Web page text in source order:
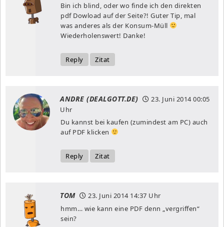
Bin ich blind, oder wo finde ich den direkten
pdf Dowload auf der Seite?! Guter Tip, mal
was anderes als der Konsum-Müll
Wiederholenswert! Danke!
Reply Zitat
ANDRE (DEALGOTT.DE) 23. Juni 201400:05
Uhr
Du kannst bei kaufen (zumindest am PC) auch
auf PDF klicken
Reply Zitat
TOM 23. Juni 201414:37 Uhr
hmm… wie kann eine PDF denn „vergriffen“
sein?